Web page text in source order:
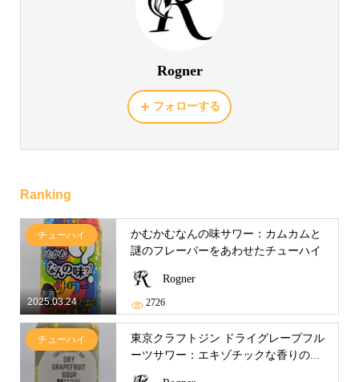
Rogner
フォローする
Ranking
2025.03.24
チューハイ
かむかむなんの味サワー：カムカムと
謎のフレーバーをあわせたチューハイ
Rogner
2726
チューハイ
東京クラフトジン ドライグレープフル
ーツサワー：エキゾチックな香りの...